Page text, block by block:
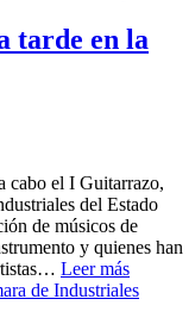
tarde en la
cabo el I Guitarrazo,
del Estado
de músicos de
y quienes han
Leer más
de Industriales